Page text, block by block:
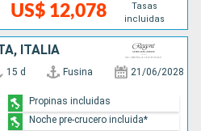
US$ 12,078
Tasas
incluidas
ITALIA
15 d Fusina 21/06/2028
Propinas incluidas
Noche pre-crucero incluida*